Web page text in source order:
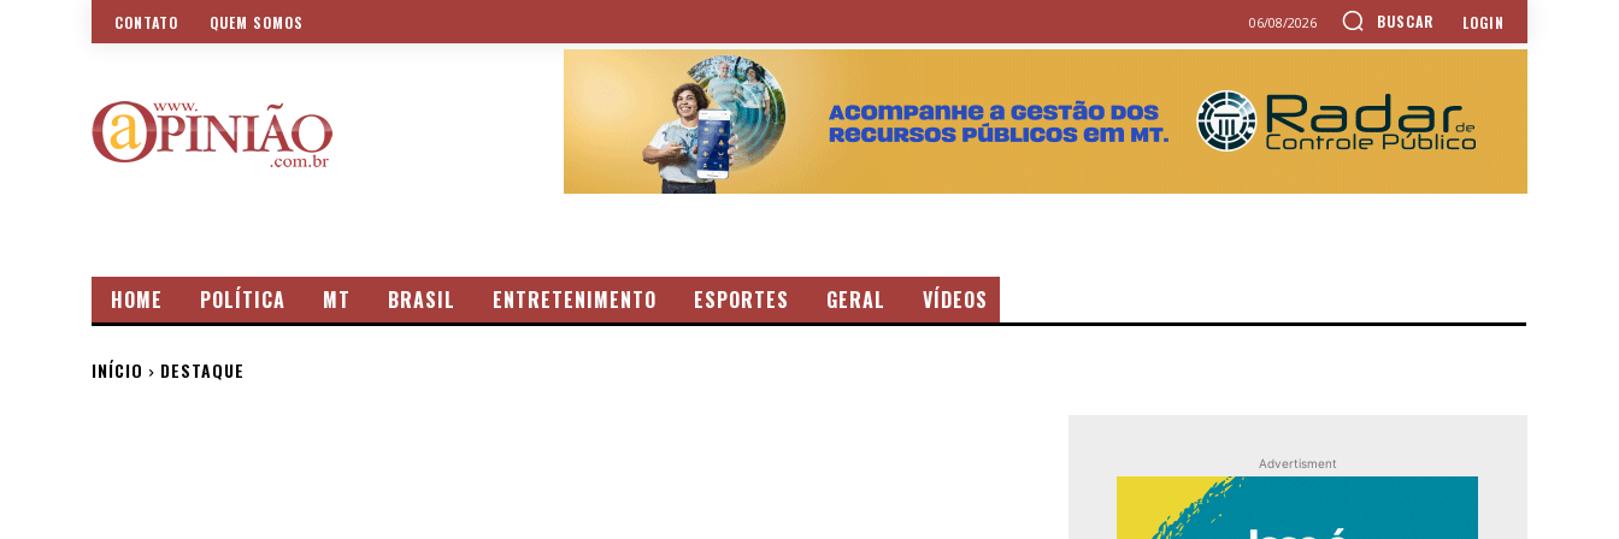
CONTATO QUEM SOMOS 06/08/2026 BUSCAR LOGIN
HOME POLÍTICA MT BRASIL ENTRETENIMENTO ESPORTES GERAL VÍDEOS
INÍCIO DESTAQUE
Advertisment